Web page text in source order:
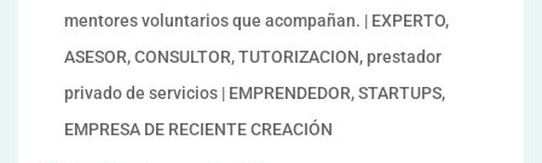
mentores voluntarios que acompañan. | EXPERTO,
ASESOR, CONSULTOR, TUTORIZACION, prestador
privado de servicios | EMPRENDEDOR, STARTUPS,
EMPRESA DE RECIENTE CREACIÓN